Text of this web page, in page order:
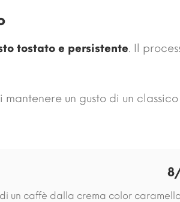
tostato e persistente. Il
mantenere un gusto di un
un caffè dalla crema color